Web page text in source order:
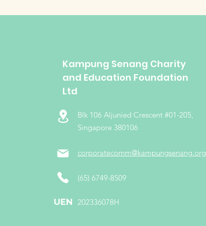
Kampung Senang Charity
and Education Foundation
Ltd
Blk 106 Aljunied Crescent #01-205,
Singapore 380106
corporatecomm@kampungsenang.org
(65) 6749-8509
​202336078H